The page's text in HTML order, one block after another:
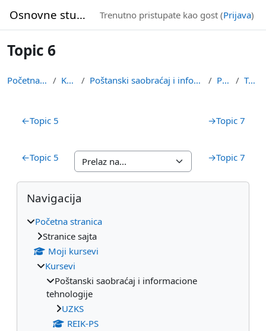
Osnovne studije Trenutno pristupate kao gost (Prijava)
Topic 6
Početna stranica Kursevi Poštanski saobraćaj i informacione tehnologije PMOIL Topic 6
Pregled sekcija
←Topic 5 →Topic 7
←Topic 5 →Topic 7
Blokovi
Preskoči Navigacija
Navigacija
Početna stranica
Stranice sajta
Moji kursevi
Kursevi
Poštanski saobraćaj i informacione
tehnologije
UZKS
REIK-PS